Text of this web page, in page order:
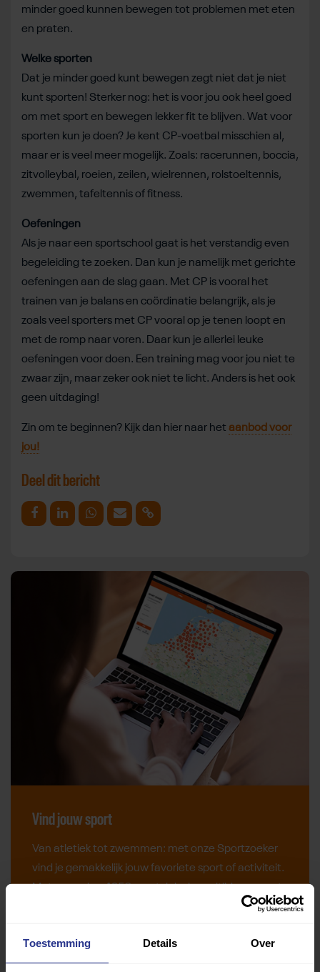
Toestemming Details Over
minder goed kunnen bewegen tot problemen met eten
en praten.
Welke sporten
Dat je minder goed kunt bewegen zegt niet dat je niet
kunt sporten! Sterker nog: het is voor jou ook heel goed
om met sport en bewegen lekker fit te blijven. Wat voor
sporten kun je doen? Je kent CP-voetbal misschien al,
maar er is veel meer mogelijk. Zoals: racerunnen, boccia,
zitvolleybal, roeien, zeilen, wielrennen, rolstoeltennis,
zwemmen, tafeltennis of fitness.
Oefeningen
Als je naar een sportschool gaat is het verstandig even
begeleiding te zoeken. Dan kun je namelijk met gerichte
oefeningen aan de slag gaan. Met CP is vooral het
trainen van je balans en coördinatie belangrijk, als je
zoals veel sporters met CP vooral op je tenen loopt en
met de romp naar voren. Daar kun je allerlei leuke
oefeningen voor doen. Een training mag voor jou niet te
zwaar zijn, maar zeker ook niet te licht. Anders is het ook
geen uitdaging!
Zin om te beginnen? Kijk dan hier naar het aanbod voor
jou!
Deel dit bericht
Deel op Facebook
Deel op LinkedinDeel op Whatsapp
Mail link Kopieer link
Vind jouw sport
Van atletiek tot zwemmen: met onze Sportzoeker
vind je gemakkelijk jouw favoriete sport of activiteit.
Met meer dan 4250 sportclubs is er altijd een sport
Sport zoeken